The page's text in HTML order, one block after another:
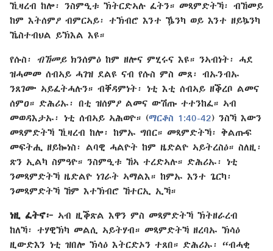
ኺዛረብ ከሎ፡ ንስምዒቱ ኽትርድኣሉ ፈትን። መጻምድትኻ፡ ብኸመይ
ከም እትሰምዖ ብምርኣይ፡ ተኽብሮ እንተ ዄንካ ወይ እንተ ዘይኴንካ
ኼስተብህል ይኽእል እዩ።
የሱስ፡ ብኸመይ ክንሰምዕ ከም ዘሎና ምሂሩና እዩ። ንኣብነት፡ ሓደ
ዝሓመመ ሰብኣይ ሓገዝ ደልዩ ናብ የሱስ ምስ መጸ፡ ብኡንብኡ
ንጸገሙ ኣይፈትሓሉን። ብቐዳምነት፡ ነቲ እቲ ሰብኣይ ዘቕረቦ ልመና
ሰምዐ። ድሕሪኡ፡ በቲ ዝሰምዖ ልመና ውሽጡ ተተንከፈ። ኣብ
መወዳእታኡ፡ ነቲ ሰብኣይ ኣሕወዮ። (ማርቆስ 1:40-42) ንስኻ እውን
መጻምድትኻ ኺዛረብ ከሎ፡ ከምኡ ግበር። መጻምድትኻ፡ ቅልጡፍ
መፍትሒ ዘይኰነስ፡ ልባዊ ሓልዮት ከም ዜድልዮ ኣይትረስዕ። ስለዚ፡
ጽን ኢልካ ስምዓዮ። ንስምዒቱ ኸኣ ተረድኣሉ። ድሕሪኡ፡ ነቲ
ንመጻምድትኻ ዜድልዮ ነገራት ኣማልእ። ከምኡ እንተ ጌርካ፡
ንመጻምድትኻ ኸም እተኽብሮ ኸተርኢ ኢኻ።
ነዚ ፈትኖ፦ ኣብ ዚቕጽል እዋን ምስ መጻምድትኻ ኽትዘራረብ
ከለኻ፡ ተሃዊኽካ መልሲ ኣይትሃብ። መጻምድትኻ ዘረባኡ ኽሳዕ
ዚውድእን ነቲ ዝበሎ ኽሳዕ እትርድኦን ተጸበ። ድሕሪኡ፡ “ብሓቂ